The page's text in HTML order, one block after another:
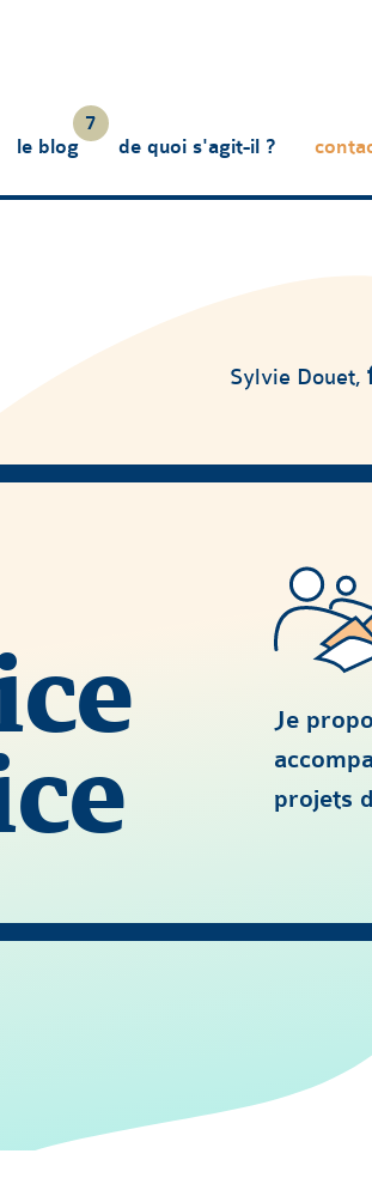
le blog
7
de quoi s'agit-il ?
Sylvie Douet,
Je
projets